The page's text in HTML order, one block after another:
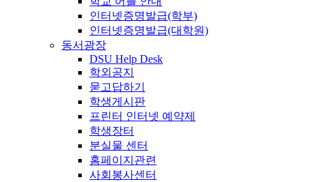
인터넷증명발급(학부)
인터넷증명발급(대학원)
동서광장
DSU Help Desk
학외공지
묻고답하기
학생게시판
프린터 인터넷 예약제
학생장터
분실물 센터
홈페이지관련
사회봉사센터